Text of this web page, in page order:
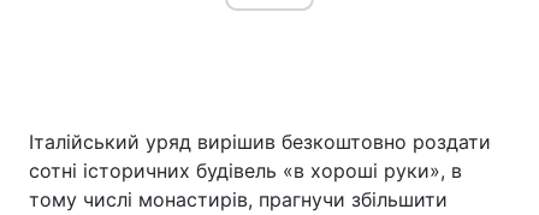
Італійський уряд вирішив безкоштовно роздати
сотні історичних будівель «в хороші руки», в
тому числі монастирів, прагнучи збільшити